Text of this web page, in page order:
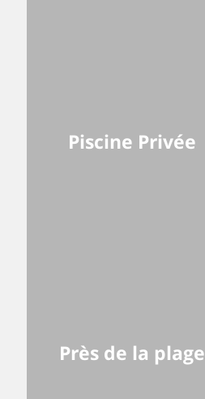
Piscine Privée
Près de la plage